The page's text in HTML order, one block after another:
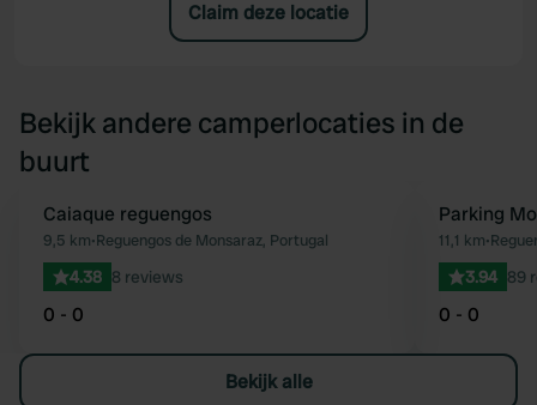
Claim deze locatie
Bekijk andere camperlocaties in de
buurt
Favoriet
Caiaque reguengos
9,5 km•Reguengos de Monsaraz, Portugal
4.38 8 reviews
0 - 0
Parking
11,1 km•
3.94 89
0 - 0
Bekijk alle